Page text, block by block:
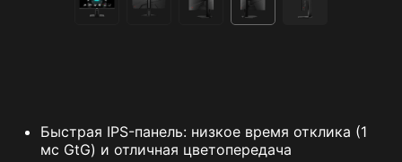
Быстрая IPS-панель: низкое время отклика (1
мс GtG) и отличная цветопередача